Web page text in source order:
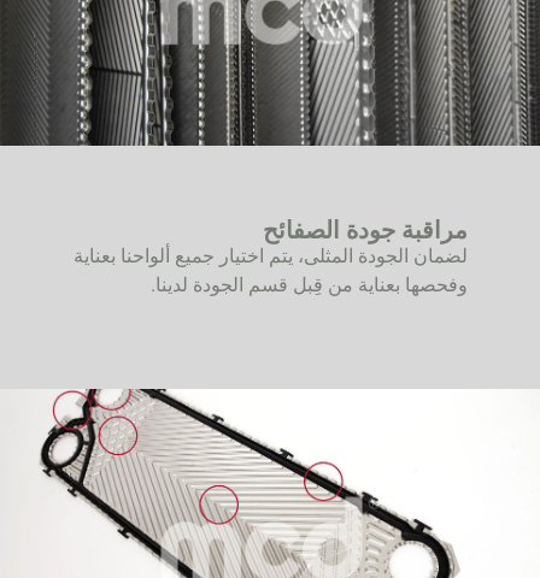
مراقبة جودة الصفائح
لضمان الجودة المثلى، يتم اختيار جميع ألواحنا بعناية
وفحصها بعناية من قِبل قسم الجودة لدينا.